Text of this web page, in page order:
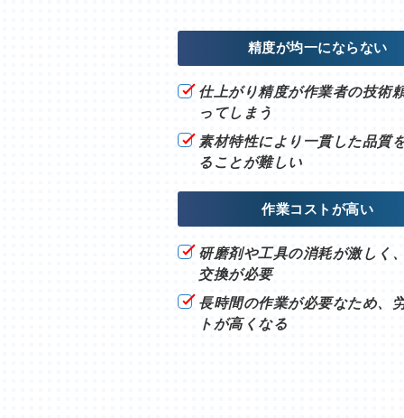
精度が均一にならない
仕上がり精度が作業者の技術
ってしまう
素材特性により一貫した品質
ることが難しい
作業コストが高い
研磨剤や工具の消耗が激しく
交換が必要
長時間の作業が必要なため、
トが高くなる